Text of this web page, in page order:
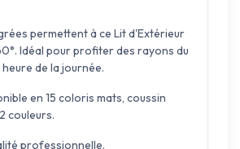
permettent à ce Lit d'Extérieur
Idéal pour profiter des rayons du
de la journée.
en 15 coloris mats, coussin
couleurs.
professionnelle.